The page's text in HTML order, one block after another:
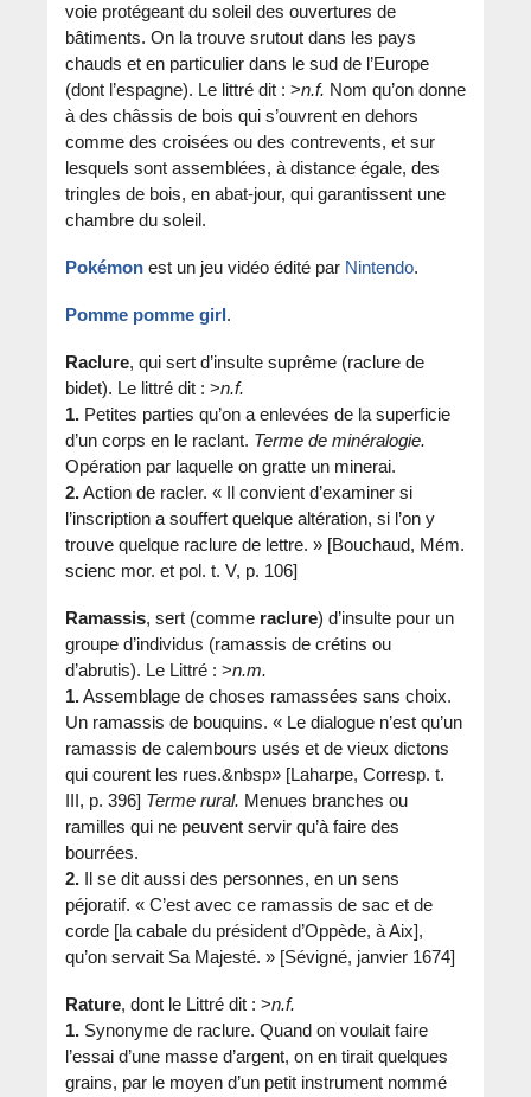
voie protégeant du soleil des ouvertures de
bâtiments. On la trouve srutout dans les pays
chauds et en particulier dans le sud de l’Europe
(dont l’espagne). Le littré dit : >n.f. Nom qu’on donne
à des châssis de bois qui s’ouvrent en dehors
comme des croisées ou des contrevents, et sur
lesquels sont assemblées, à distance égale, des
tringles de bois, en abat-jour, qui garantissent une
chambre du soleil.
Pokémon est un jeu vidéo édité par Nintendo.
Pomme pomme girl .
Raclure, qui sert d’insulte suprême (raclure de
bidet). Le littré dit : >n.f.
1. Petites parties qu’on a enlevées de la superficie
d’un corps en le raclant. Terme de minéralogie.
Opération par laquelle on gratte un minerai.
2.Action de racler. « Il convient d’examiner si
l’inscription a souffert quelque altération, si l’on y
trouve quelque raclure de lettre. » [Bouchaud, Mém.
scienc mor. et pol. t. V, p. 106]
Ramassis, sert (comme raclure) d’insulte pour un
groupe d’individus (ramassis de crétins ou
d’abrutis). Le Littré : >n.m.
1.Assemblage de choses ramassées sans choix.
Un ramassis de bouquins. « Le dialogue n’est qu’un
ramassis de calembours usés et de vieux dictons
qui courent les rues.&nbsp» [Laharpe, Corresp. t.
III, p. 396] Terme rural. Menues branches ou
ramilles qui ne peuvent servir qu’à faire des
bourrées.
2. Il se dit aussi des personnes, en un sens
péjoratif. « C’est avec ce ramassis de sac et de
corde [la cabale du président d’Oppède, à Aix],
qu’on servait Sa Majesté. » [Sévigné, janvier 1674]
Rature, dont le Littré dit : >n.f.
1. Synonyme de raclure. Quand on voulait faire
l’essai d’une masse d’argent, on en tirait quelques
grains, par le moyen d’un petit instrument nommé